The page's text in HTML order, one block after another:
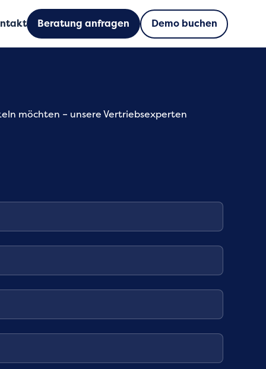
Beratung anfragen Demo buchen
möchten – unsere Vertriebsexperten